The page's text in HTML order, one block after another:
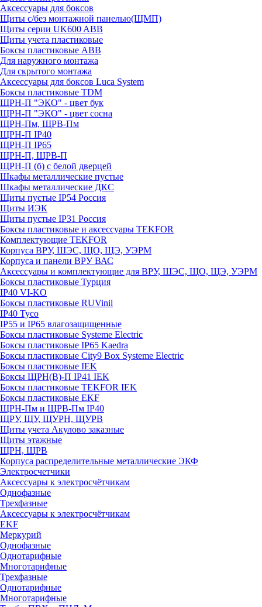
Аксессуары для боксов
Щиты с/без монтажной панелью(ЩМП)
Щиты серии UK600 ABB
Щиты учета пластиковые
Боксы пластиковые ABB
Для наружного монтажа
Для скрытого монтажа
Аксессуары для боксов Luca System
Боксы пластиковые TDM
ЩРН-П "ЭКО" - цвет бук
ЩРН-П "ЭКО" - цвет сосна
ЩРН-Пм, ЩРВ-Пм
ЩРН-П IP40
ЩРН-П IP65
ЩРН-П, ЩРВ-П
ЩРН-П (б) с белой дверцей
Шкафы металлические пустые
Шкафы металлические ДКС
Щиты пустые IP54 Россия
Щиты ИЭК
Щиты пустые IP31 Россия
Боксы пластиковые и аксессуары TEKFOR
Комплектующие TEKFOR
Корпуса ВРУ, ШЭС, ЩО, ЩЭ, УЭРМ
Корпуса и панели ВРУ ВАС
Аксессуары и комплектующие для ВРУ, ШЭС, ЩО, ЩЭ, УЭРМ
Боксы пластиковые Турция
IP40 VI-KO
Боксы пластиковые RUVinil
IP40 Тусо
IP55 и IP65 влагозащищенные
Боксы пластиковые Systeme Electric
Боксы пластиковые IP65 Kaedra
Боксы пластиковые City9 Box Systeme Electric
Боксы пластиковые IEK
Боксы ЩРН(В)-П IP41 IEK
Боксы пластиковые TEKFOR IEK
Боксы пластиковые EKF
ЩРН-Пм и ЩРВ-Пм IP40
ЩРУ, ЩУ, ЩУРН, ЩУРВ
Щиты учета Акулово заказные
Щиты этажные
ЩРН, ЩРВ
Корпуса распределительные металлические ЭКФ
Электросчетчики
Аксессуары к электросчётчикам
Однофазные
Трехфазные
Аксессуары к электросчётчикам
EKF
Меркурий
Однофазные
Однотарифные
Многотарифные
Трехфазные
Однотарифные
Многотарифные